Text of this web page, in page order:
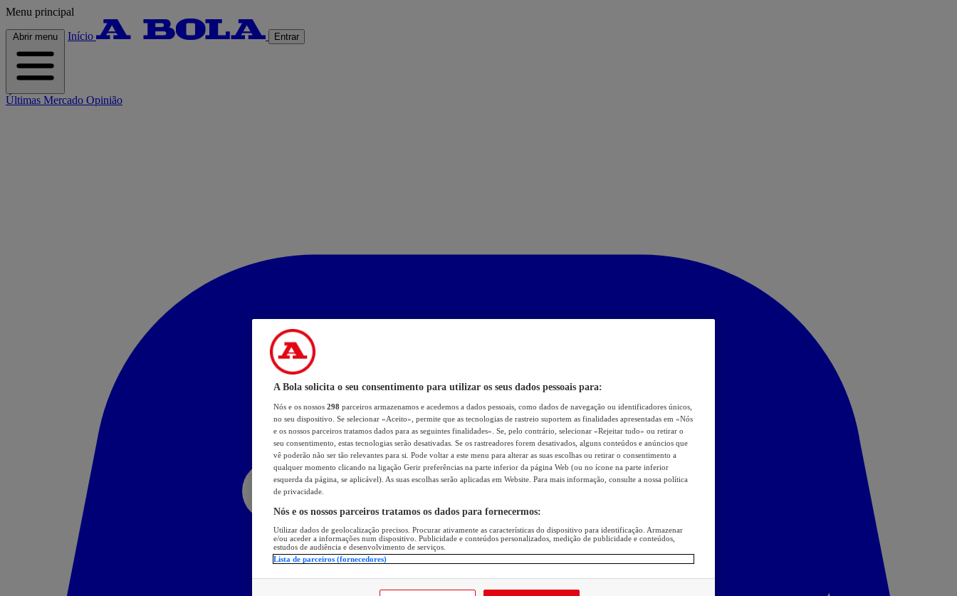
Menu principal
Abrir menu Início Entrar
Últimas Mercado Opinião
A Bola solicita o seu consentimento para utilizar os seus dados pessoais para:
Nós e os nossos 298 parceiros armazenamos e acedemos a dados pessoais, como dados de navegação ou identificadores únicos,
no seu dispositivo. Se selecionar «Aceito», permite que as tecnologias de rastreio suportem as finalidades apresentadas em «Nós
e os nossos parceiros tratamos dados para as seguintes finalidades». Se, pelo contrário, selecionar «Rejeitar tudo» ou retirar o
seu consentimento, estas tecnologias serão desativadas. Se os rastreadores forem desativados, alguns conteúdos e anúncios que
vê poderão não ser tão relevantes para si. Pode voltar a este menu para alterar as suas escolhas ou retirar o consentimento a
qualquer momento clicando na ligação Gerir preferências na parte inferior da página Web (ou no ícone na parte inferior
esquerda da página, se aplicável). As suas escolhas serão aplicadas em Website. Para mais informação, consulte a nossa política
de privacidade.
Nós e os nossos parceiros tratamos os dados para fornecermos:
Utilizar dados de geolocalização precisos. Procurar ativamente as características do dispositivo para identificação. Armazenar
e/ou aceder a informações num dispositivo. Publicidade e conteúdos personalizados, medição de publicidade e conteúdos,
estudos de audiência e desenvolvimento de serviços.
Lista de parceiros (fornecedores)